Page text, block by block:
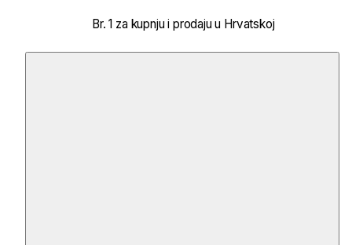
Br. 1 za kupnju i prodaju u Hrvatskoj